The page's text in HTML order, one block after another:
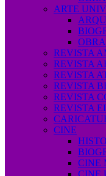
ARTE
REVISTA
REVISTA
REVISTA
REVISTA
REVISTA
REVISTA
CINE
CINE
CINE